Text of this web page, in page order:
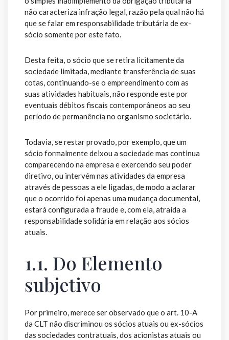
não caracteriza infração legal, razão pela qual não há
que se falar em responsabilidade tributária de ex-
sócio somente por este fato.
Desta feita, o sócio que se retira licitamente da
sociedade limitada, mediante transferência de suas
cotas, continuando-se o empreendimento com as
suas atividades habituais, não responde este por
eventuais débitos fiscais contemporâneos ao seu
período de permanência no organismo societário.
Todavia, se restar provado, por exemplo, que um
sócio formalmente deixou a sociedade mas continua
comparecendo na empresa e exercendo seu poder
diretivo, ou intervém nas atividades da empresa
através de pessoas a ele ligadas, de modo a aclarar
que o ocorrido foi apenas uma mudança documental,
estará configurada a fraude e, com ela, atraída a
responsabilidade solidária em relação aos sócios
atuais.
1.1. Do Elemento
subjetivo
Por primeiro, merece ser observado que o art. 10-A
da CLT não discriminou os sócios atuais ou ex-sócios
das sociedades contratuais, dos acionistas atuais ou